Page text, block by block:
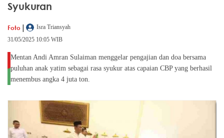
Syukuran
Foto |
Isra Triansyah
31/05/2025 10:05 WIB
Mentan Andi Amran Sulaiman menggelar pengajian dan doa bersama
puluhan anak yatim sebagai rasa syukur atas capaian CBP yang berhasil
menembus angka 4 juta ton.